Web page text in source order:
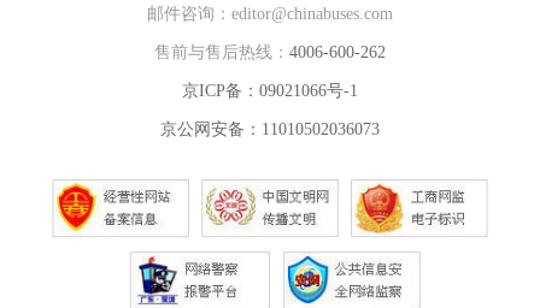
邮件咨询：editor@chinabuses.com
售前与售后热线： 4006-600-262
京ICP备：09021066号-1
京公网安备：11010502036073